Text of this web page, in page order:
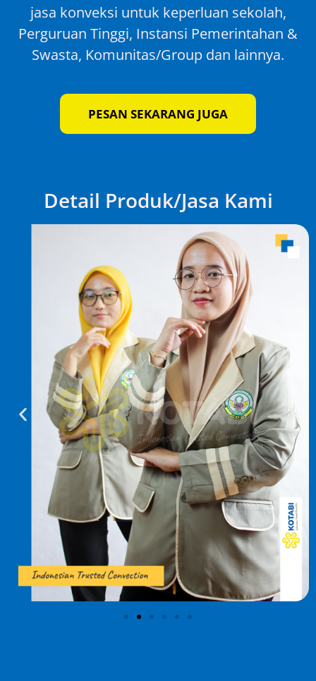
jasa konveksi untuk keperluan sekolah,
Perguruan Tinggi, Instansi Pemerintahan &
Swasta, Komunitas/Group dan lainnya.
PESAN SEKARANG JUGA
Detail Produk/Jasa Kami